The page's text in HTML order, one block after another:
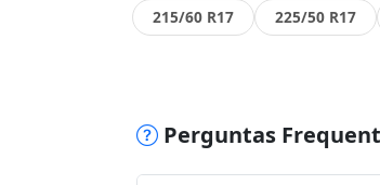
215/60 R17 225/50 R17
Perguntas